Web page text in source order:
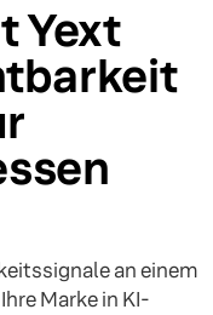
Yext
an einem
Marke in KI-